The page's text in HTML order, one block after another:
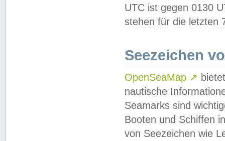
UTC ist gegen 0130
stehen für die letzten
Seezeichen
OpenSeaMap ↗
nautische
Seamarks sind
Booten und Schiffen
von Seezeichen wie